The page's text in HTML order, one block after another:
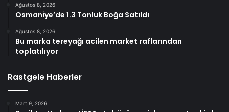
Ağustos 8, 2026
Osmaniye’de 1.3 Tonluk Boğa Satıldı
Ağustos 8, 2026
Bu marka tereyağı acilen market raflarından
toplatılıyor
Rastgele Haberler
Mart 9, 2026